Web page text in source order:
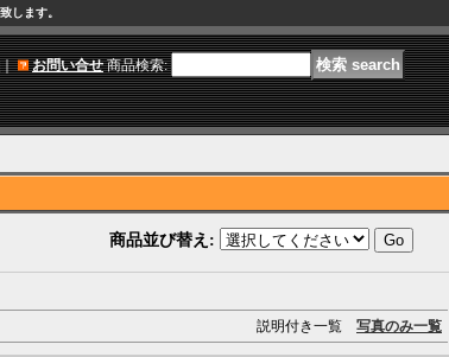
します。
｜ お問い合せ 商品検索:
商品並び替え :
説明付き一覧 写真のみ一覧